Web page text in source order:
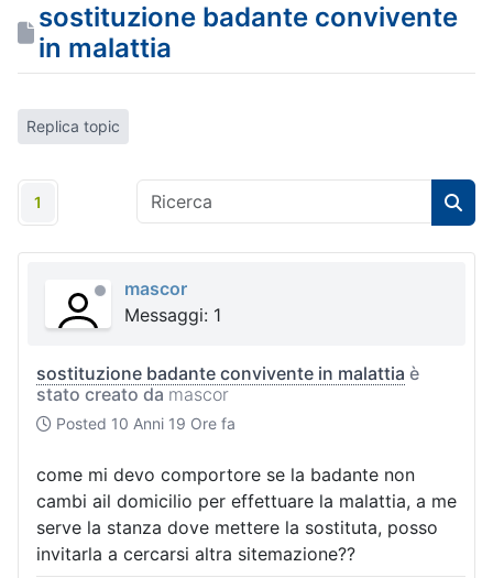
sostituzione badante convivente
in malattia
Replica topic
1
mascor
Messaggi: 1
sostituzione badante convivente in malattia è
stato creato da mascor
Posted 10 Anni 19 Ore fa
come mi devo comportore se la badante non
cambi ail domicilio per effettuare la malattia, a me
serve la stanza dove mettere la sostituta, posso
invitarla a cercarsi altra sitemazione??